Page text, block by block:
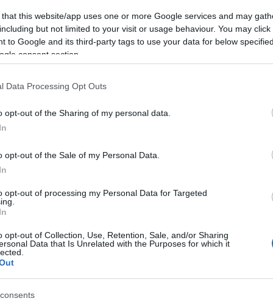
that this website/app uses one or more Google services and may
but not limited to your visit or usage behaviour. You may
to Google and its third-party tags to use your data for below
consent section.
Data Processing Opt Outs
opt-out of the Sharing of my personal data.
opt-out of the Sale of my Personal Data.
opt-out of processing my Personal Data for Targeted
opt-out of Collection, Use, Retention, Sale, and/or Sharing
Data that Is Unrelated with the Purposes for which it
Reuters (@Reuters)June 27, 2026
Αγγλικών σε μόνο 2 ημέρες στα
η πιο Εύκολη Πιστοποίηση
όλες τις σημαντικές ειδήσεις.
proson.gr στα αποτελέσματα αναζήτησης